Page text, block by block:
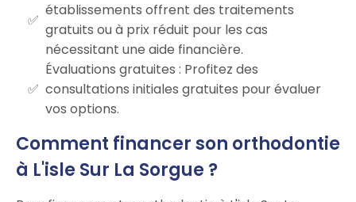
établissements offrent des traitements
gratuits ou à prix réduit pour les cas
nécessitant une aide financière.
Évaluations gratuites : Profitez des
consultations initiales gratuites pour évaluer
vos options.
Comment financer son orthodontie
à L'isle Sur La Sorgue ?